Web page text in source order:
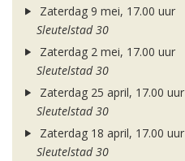
Zaterdag 9 mei, 17.00 uur
Sleutelstad 30
Zaterdag 2 mei, 17.00 uur
Sleutelstad 30
Zaterdag 25 april, 17.00 uur
Sleutelstad 30
Zaterdag 18 april, 17.00 uur
Sleutelstad 30